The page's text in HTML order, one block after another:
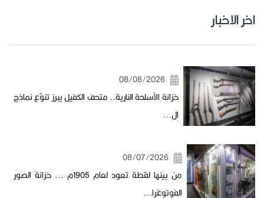
اخر الاخبار
08/08/2026
خزانة الأسلحة النارية.. متحف الكفيل يبرز تنوّع نماذج
ال...
08/07/2026
من بينها لقطة تعود لعام 1905م ... خزانة الصور
الفوتوغرا...